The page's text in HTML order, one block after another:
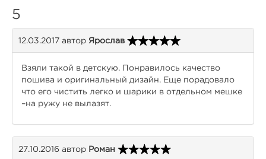
5
12.03.2017 автор Ярослав
Взяли такой в детскую. Понравилось качество
пошива и оригинальный дизайн. Еще порадовало
что его чистить легко и шарики в отдельном мешке
–на ружу не вылазят.
27.10.2016 автор Роман